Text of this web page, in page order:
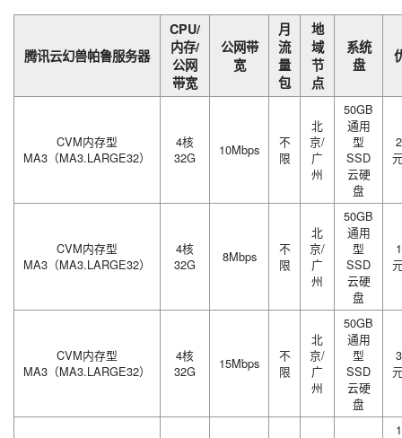
腾讯云幻兽帕鲁服务器
CPU/
内存/
公网
带宽
公网带
宽
月
流
量
包
地
域
节
点
系统
盘
CVM内存型
MA3（MA3.LARGE32）
4核
32G
10Mbps
不
限
北
京/
广
州
50GB
通用
型
SSD
云硬
盘
CVM内存型
MA3（MA3.LARGE32）
4核
32G
8Mbps
不
限
北
京/
广
州
50GB
通用
型
SSD
云硬
盘
CVM内存型
MA3（MA3.LARGE32）
4核
32G
15Mbps
不
限
北
京/
广
州
50GB
通用
型
SSD
云硬
盘